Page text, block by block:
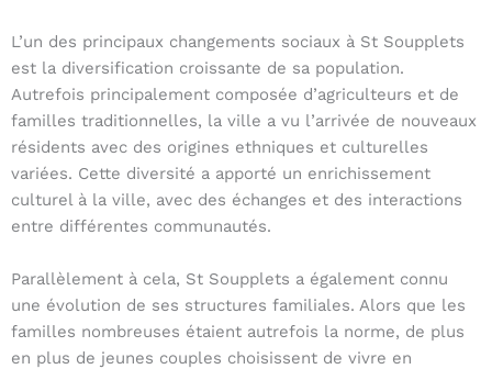
L’un des principaux changements sociaux à St Soupplets
est la diversification croissante de sa population.
Autrefois principalement composée d’agriculteurs et de
familles traditionnelles, la ville a vu l’arrivée de nouveaux
résidents avec des origines ethniques et culturelles
variées. Cette diversité a apporté un enrichissement
culturel à la ville, avec des échanges et des interactions
entre différentes communautés.
Parallèlement à cela, St Soupplets a également connu
une évolution de ses structures familiales. Alors que les
familles nombreuses étaient autrefois la norme, de plus
en plus de jeunes couples choisissent de vivre en